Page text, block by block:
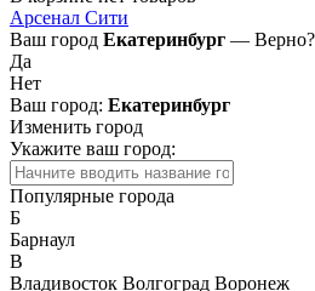
Арсенал Сити
Ваш город Екатеринбург — Верно?
Да
Нет
Ваш город: Екатеринбург
Изменить город
Укажите ваш город:
Популярные города
Б
Барнаул
В
Владивосток Волгоград Воронеж